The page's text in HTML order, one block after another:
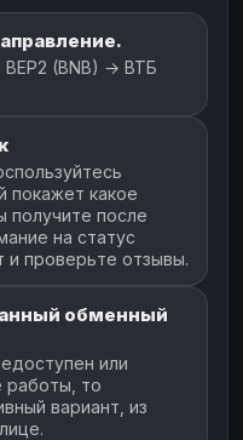
(BNB) → ВТБ
покажет какое
получите после
на статус
и проверьте отзывы.
обменный
или
работы, то
вариант, из